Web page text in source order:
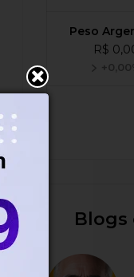
Peso
R$
Blogs